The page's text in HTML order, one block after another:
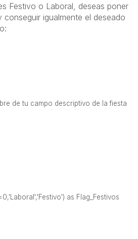
Festivo o Laboral, deseas poner
igualmente el deseado
de tu campo descriptivo de la fiesta
as Flag_Festivos